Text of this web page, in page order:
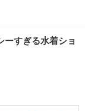
すぎる水着ショ